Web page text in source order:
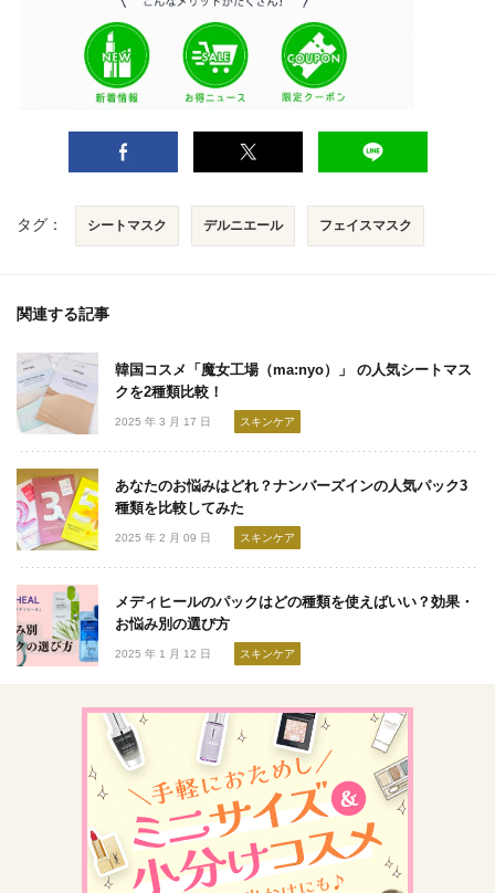
タグ： シートマスク デルニエール フェイスマスク
関連する記事
韓国コスメ「魔女工場（ma:nyo）」 の人気シートマス
クを2種類比較！
2025 年 3 月 17 日 スキンケア
あなたのお悩みはどれ？ナンバーズインの人気パック3
種類を比較してみた
2025 年 2 月 09 日 スキンケア
メディヒールのパックはどの種類を使えばいい？効果・
お悩み別の選び方
2025 年 1 月 12 日 スキンケア